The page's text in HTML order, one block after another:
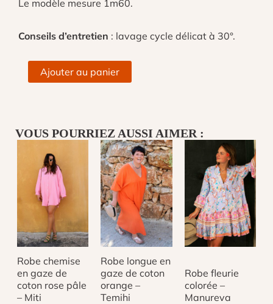
Le modèle mesure 1m60.
Conseils d’entretien : lavage cycle délicat à 30°.
quantité
de
-
Ajouter au panier
VOUS POURRIEZ AUSSI AIMER :
Robe chemise
en gaze de
coton rose pâle
– Miti
Robe longue en
gaze de coton
orange –
Temihi
Robe fleurie
colorée –
Manureva